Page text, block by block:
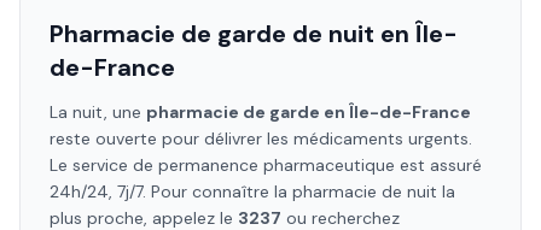
Pharmacie de garde de nuit en Île-
de-France
La nuit, une pharmacie de garde en Île-de-France
reste ouverte pour délivrer les médicaments urgents.
Le service de permanence pharmaceutique est assuré
24h/24, 7j/7. Pour connaître la pharmacie de nuit la
plus proche, appelez le 3237 ou recherchez